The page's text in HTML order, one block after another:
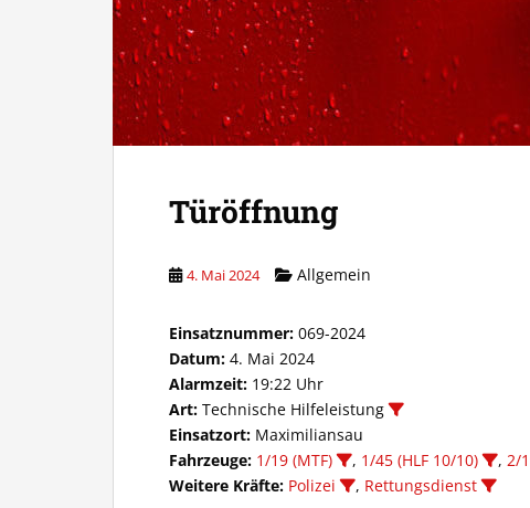
Türöffnung
4. Mai 2024 Allgemein
Einsatznummer: 069-2024
Datum: 4. Mai 2024
Alarmzeit: 19:22 Uhr
Art: Technische Hilfeleistung
Einsatzort: Maximiliansau
Fahrzeuge: 1/19 (MTF) , 1/45 (HLF 10/10) , 2/
Weitere Kräfte: Polizei , Rettungsdienst